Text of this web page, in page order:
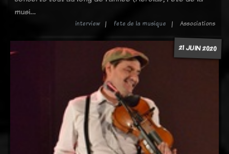
musi…
interview fete de la musique Associations
21 JUIN 2020